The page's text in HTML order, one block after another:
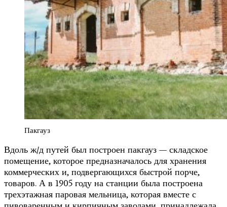
Пакгауз
Вдоль ж/д путей был построен пакгауз — складское
помещение, которое предназначалось для хранения
коммерческих и, подвергающихся быстрой порче,
товаров. А в 1905 году на станции была построена
трехэтажная паровая мельница, которая вместе с